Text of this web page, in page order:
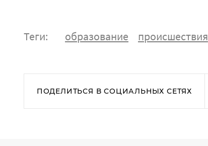
Теги: образование происшествия
ПОДЕЛИТЬСЯ В СОЦИАЛЬНЫХ СЕТЯХ